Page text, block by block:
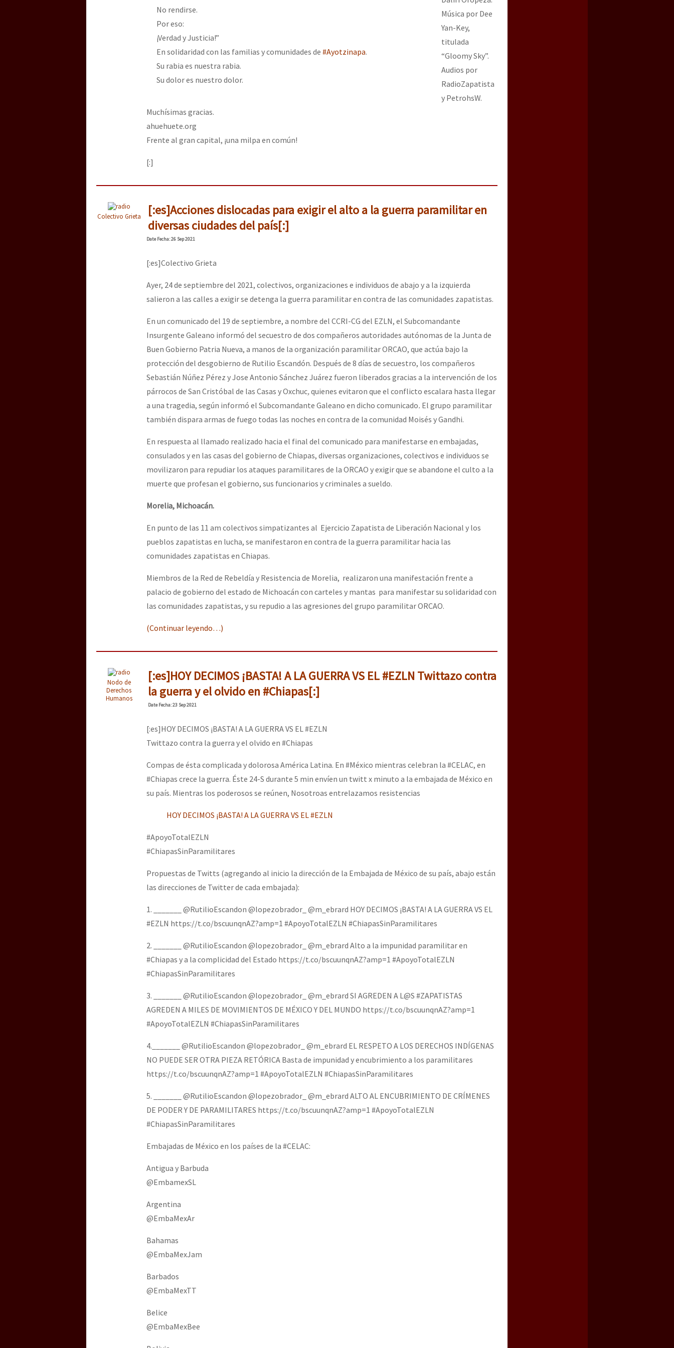
No rendirse.
Por eso:
¡Verdad y Justicia!”
En solidaridad con las familias y comunidades de #Ayotzinapa.
Su rabia es nuestra rabia.
Su dolor es nuestro dolor.
Música por Dee
Yan-Key,
titulada
“Gloomy Sky”.
Audios por
RadioZapatista
y PetrohsW.
Muchísimas gracias.
ahuehuete.org
Frente al gran capital, ¡una milpa en común!
[:]
Colectivo Grieta
[:es]Acciones dislocadas para exigir el alto a la guerra paramilitar en
diversas ciudades del país[:]
DateFecha: 26 Sep 2021
[:es]Colectivo Grieta
Ayer, 24 de septiembre del 2021, colectivos, organizaciones e individuos de abajo y a la izquierda
salieron a las calles a exigir se detenga la guerra paramilitar en contra de las comunidades zapatistas.
En un comunicado del 19 de septiembre, a nombre del CCRI-CG del EZLN, el Subcomandante
Insurgente Galeano informó del secuestro de dos compañeros autoridades autónomas de la Junta de
Buen Gobierno Patria Nueva, a manos de la organización paramilitar ORCAO, que actúa bajo la
protección del desgobierno de Rutilio Escandón. Después de 8 días de secuestro, los compañeros
Sebastián Núñez Pérez y Jose Antonio Sánchez Juárez fueron liberados gracias a la intervención de los
párrocos de San Cristóbal de las Casas y Oxchuc, quienes evitaron que el conflicto escalara hasta llegar
a una tragedia, según informó el Subcomandante Galeano en dicho comunicado. El grupo paramilitar
también dispara armas de fuego todas las noches en contra de la comunidad Moisés y Gandhi.
En respuesta al llamado realizado hacia el final del comunicado para manifestarse en embajadas,
consulados y en las casas del gobierno de Chiapas, diversas organizaciones, colectivos e individuos se
movilizaron para repudiar los ataques paramilitares de la ORCAO y exigir que se abandone el culto a la
muerte que profesan el gobierno, sus funcionarios y criminales a sueldo.
Morelia, Michoacán.
En punto de las 11 am colectivos simpatizantes al Ejercicio Zapatista de Liberación Nacional y los
pueblos zapatistas en lucha, se manifestaron en contra de la guerra paramilitar hacia las
comunidades zapatistas en Chiapas.
Miembros de la Red de Rebeldía y Resistencia de Morelia, realizaron una manifestación frente a
palacio de gobierno del estado de Michoacán con carteles y mantas para manifestar su solidaridad con
las comunidades zapatistas, y su repudio a las agresiones del grupo paramilitar ORCAO.
(Continuar leyendo…)
Nodo de
Derechos
Humanos
[:es]HOY DECIMOS ¡BASTA! A LA GUERRA VS EL #EZLN Twittazo contra
la guerra y el olvido en #Chiapas[:]
DateFecha: 23 Sep 2021
[:es]HOY DECIMOS ¡BASTA! A LA GUERRA VS EL #EZLN
Twittazo contra la guerra y el olvido en #Chiapas
Compas de ésta complicada y dolorosa América Latina. En #México mientras celebran la #CELAC, en
#Chiapas crece la guerra. Éste 24-S durante 5 min envíen un twitt x minuto a la embajada de México en
su país. Mientras los poderosos se reúnen, Nosotroas entrelazamos resistencias
HOY DECIMOS ¡BASTA! A LA GUERRA VS EL #EZLN
#ApoyoTotalEZLN
#ChiapasSinParamilitares
Propuestas de Twitts (agregando al inicio la dirección de la Embajada de México de su país, abajo están
las direcciones de Twitter de cada embajada):
1. _______ @RutilioEscandon @lopezobrador_ @m_ebrard HOY DECIMOS ¡BASTA! A LA GUERRA VS EL
#EZLN https://t.co/bscuunqnAZ?amp=1 #ApoyoTotalEZLN #ChiapasSinParamilitares
2. _______ @RutilioEscandon @lopezobrador_ @m_ebrard Alto a la impunidad paramilitar en
#Chiapas y a la complicidad del Estado https://t.co/bscuunqnAZ?amp=1 #ApoyoTotalEZLN
#ChiapasSinParamilitares
3. _______ @RutilioEscandon @lopezobrador_ @m_ebrard SI AGREDEN A L@S #ZAPATISTAS
AGREDEN A MILES DE MOVIMIENTOS DE MÉXICO Y DEL MUNDO https://t.co/bscuunqnAZ?amp=1
#ApoyoTotalEZLN #ChiapasSinParamilitares
4._______ @RutilioEscandon @lopezobrador_ @m_ebrard EL RESPETO A LOS DERECHOS INDÍGENAS
NO PUEDE SER OTRA PIEZA RETÓRICA Basta de impunidad y encubrimiento a los paramilitares
https://t.co/bscuunqnAZ?amp=1 #ApoyoTotalEZLN #ChiapasSinParamilitares
5. _______ @RutilioEscandon @lopezobrador_ @m_ebrard ALTO AL ENCUBRIMIENTO DE CRÍMENES
DE PODER Y DE PARAMILITARES https://t.co/bscuunqnAZ?amp=1 #ApoyoTotalEZLN
#ChiapasSinParamilitares
Embajadas de México en los países de la #CELAC:
Antigua y Barbuda
@EmbamexSL
Argentina
@EmbaMexAr
Bahamas
@EmbaMexJam
Barbados
@EmbaMexTT
Belice
@EmbaMexBee